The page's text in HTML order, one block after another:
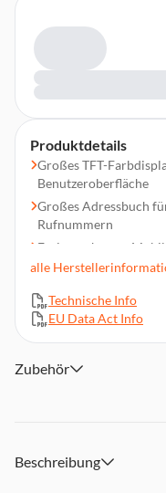
Produktdetails
Großes TFT-
Benutzeroberfläche
Großes Adressbuch
Rufnummern
Freisprechen an
Schlankes Design,
Anrufschutz
Strahlungsarm
alle
Technische Info
EU Data Act Info
Zubehör
Beschreibung